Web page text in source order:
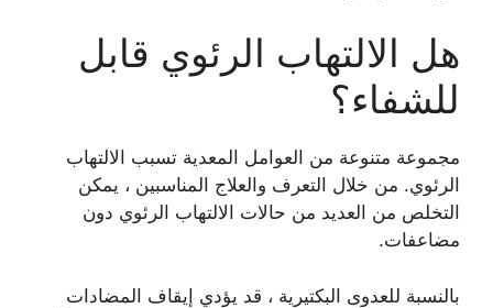
هل الالتهاب الرئوي قابل
للشفاء؟
مجموعة متنوعة من العوامل المعدية تسبب الالتهاب
الرئوي. من خلال التعرف والعلاج المناسبين ، يمكن
التخلص من العديد من حالات الالتهاب الرئوي دون
مضاعفات.
بالنسبة للعدوى البكتيرية ، قد يؤدي إيقاف المضادات